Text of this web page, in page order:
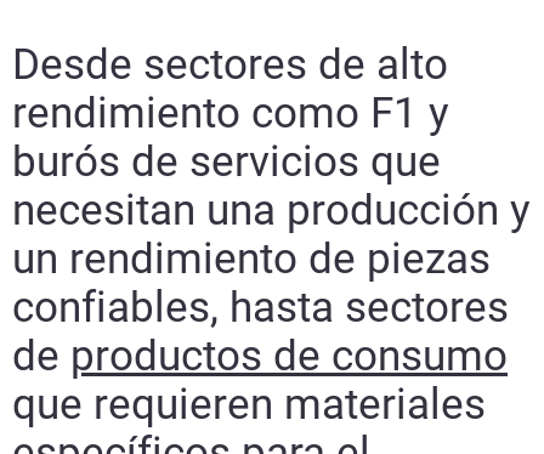
Desde sectores de alto
rendimiento como F1 y
burós de servicios que
necesitan una producción y
un rendimiento de piezas
confiables, hasta sectores
de productos de consumo
que requieren materiales